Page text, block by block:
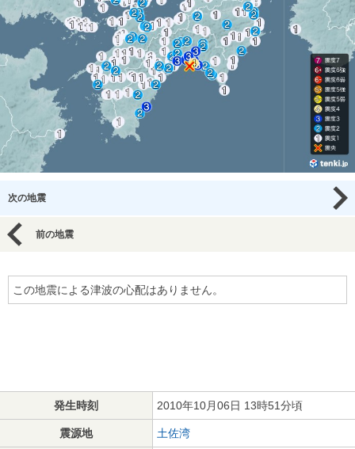
次の地震
前の地震
この地震による津波の心配はありません。
発生時刻 2010年10月06日 13時51分頃
震源地 土佐湾